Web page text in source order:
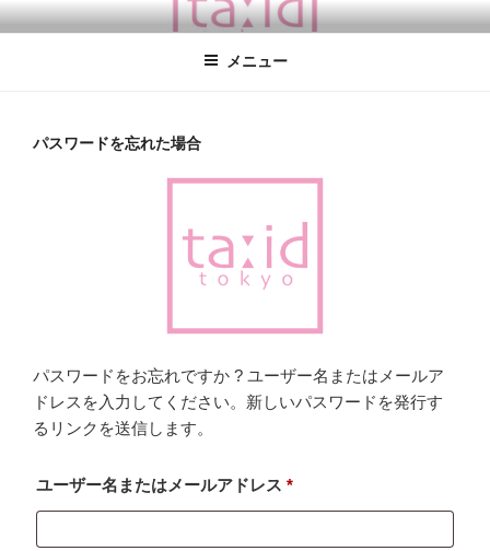
コ
ン
TA:ID TOKYO
タイドトーキョー / coucou suzette / 学芸大学徒歩１分 / 東京の雑貨屋
さん coucou suzette日本正規取扱店 ククシュゼット 店舗 ククシュゼッ
メニュー
パスワードを忘れた場合
パスワードをお忘れですか ? ユーザー名またはメールア
ドレスを入力してください。新しいパスワードを発行す
るリンクを送信します。
ユーザー名またはメールアドレス *必
須